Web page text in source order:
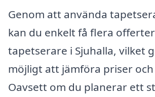
Genom att använda
kan du enkelt få flera
tapetserare i Sjuhalla, vilket
möjligt att jämföra priser
Oavsett om du planerar ett